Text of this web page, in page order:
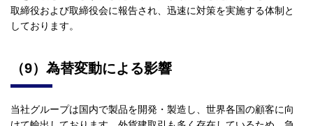
取締役および取締役会に報告され、迅速に対策を実施する体制と
しております。
（9）為替変動による影響
当社グループは国内で製品を開発・製造し、世界各国の顧客に向